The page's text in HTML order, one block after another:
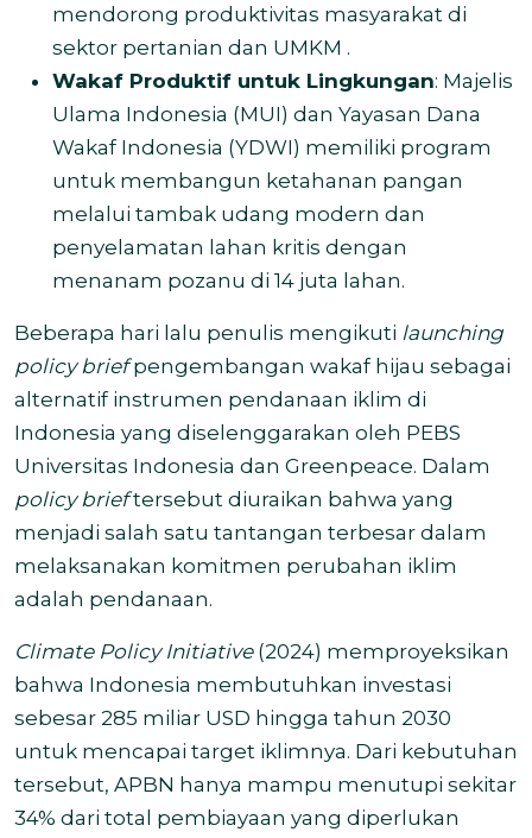
mendorong produktivitas masyarakat di
sektor pertanian dan UMKM .
Wakaf Produktif untuk Lingkungan: Majelis
Ulama Indonesia (MUI) dan Yayasan Dana
Wakaf Indonesia (YDWI) memiliki program
untuk membangun ketahanan pangan
melalui tambak udang modern dan
penyelamatan lahan kritis dengan
menanam pozanu di 14 juta lahan.
Beberapa hari lalu penulis mengikuti launching
policy briefpengembangan wakaf hijau sebagai
alternatif instrumen pendanaan iklim di
Indonesia yang diselenggarakan oleh PEBS
Universitas Indonesia dan Greenpeace. Dalam
policy brieftersebut diuraikan bahwa yang
menjadi salah satu tantangan terbesar dalam
melaksanakan komitmen perubahan iklim
adalah pendanaan.
Climate Policy Initiative (2024) memproyeksikan
bahwa Indonesia membutuhkan investasi
sebesar 285 miliar USD hingga tahun 2030
untuk mencapai target iklimnya. Dari kebutuhan
tersebut, APBN hanya mampu menutupi sekitar
34% dari total pembiayaan yang diperlukan